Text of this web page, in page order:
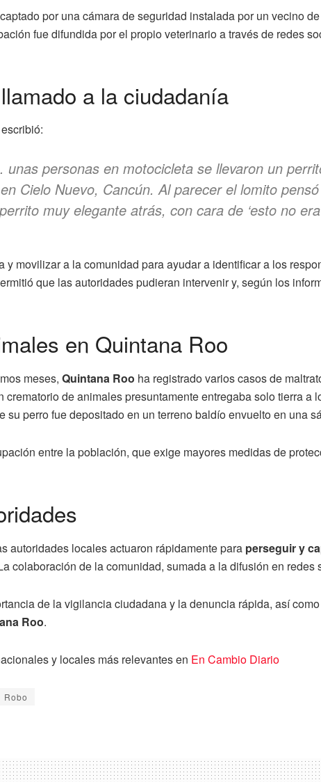
por una cámara de seguridad instalada por un vecino
fue difundida por el propio veterinario a través de redes
a la ciudadanía
personas en motocicleta se llevaron un
Cielo Nuevo, Cancún. Al parecer el lomito
muy elegante atrás, con cara de ‘esto no
y movilizar a la comunidad para ayudar a identificar a los
que las autoridades pudieran intervenir y, según los
en Quintana Roo
meses, Quintana Roo ha registrado varios casos de
crematorio de animales presuntamente entregaba solo tierra
su perro fue depositado en un terreno baldío envuelto en una
entre la población, que exige mayores medidas de
autoridades locales actuaron rápidamente para perseguir y
colaboración de la comunidad, sumada a la difusión en
de la vigilancia ciudadana y la denuncia rápida, así
Roo.
y locales más relevantes en En Cambio Diario
Robo